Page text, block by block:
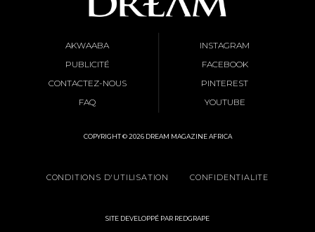
AKWAABA
PUBLICITÉ
CONTACTEZ-NOUS
FAQ
INSTAGRAM
FACEBOOK
PINTEREST
YOUTUBE
SITE DEVELOPPÉ PAR REDGRAPE
CONDITIONS D'UTILISATION CONFIDENTIALITE
COPYRIGHT © 2026 DREAM MAGAZINE AFRICA